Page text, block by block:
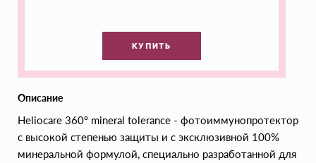
КУПИТЬ
Описание
Heliocare 360º mineral tolerance - фотоиммунопротектор
с высокой степенью защиты и с эксклюзивной 100%
минеральной формулой, специально разработанной для